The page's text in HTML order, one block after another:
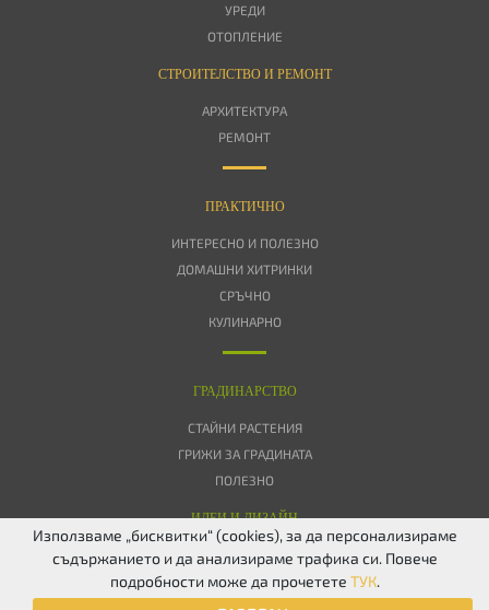
УРЕДИ
ОТОПЛЕНИЕ
СТРОИТЕЛСТВО И РЕМОНТ
АРХИТЕКТУРА
РЕМОНТ
ПРАКТИЧНО
ИНТЕРЕСНО И ПОЛЕЗНО
ДОМАШНИ ХИТРИНКИ
СРЪЧНО
КУЛИНАРНО
ГРАДИНАРСТВО
СТАЙНИ РАСТЕНИЯ
ГРИЖИ ЗА ГРАДИНАТА
ПОЛЕЗНО
ИДЕИ И ДИЗАЙН
ПОВЕРИТЕЛНОСТ БИСКВИТКИ КОНТАКТИ
TWITTER
Използваме „бисквитки“ (cookies), за да персонализираме
съдържанието и да анализираме трафика си. Повече
подробности може да прочетете ТУК.